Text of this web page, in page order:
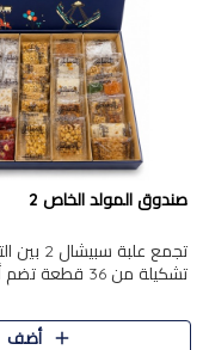
صندوق المولد الخاص 2
تجمع علبة
المولد الشرقية. تحتوي
بالفول، والجزرية بالبن..
أضف